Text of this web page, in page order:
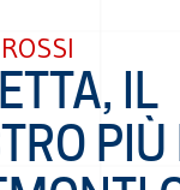
IL
PIÙ